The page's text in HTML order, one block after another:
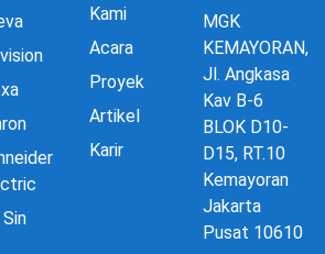
Kami
Acara
Proyek
Artikel
Karir
MGK
KEMAYORAN,
Jl. Angkasa
Kav B-6
BLOK D10-
D15, RT.10
Kemayoran
Jakarta
Pusat 10610